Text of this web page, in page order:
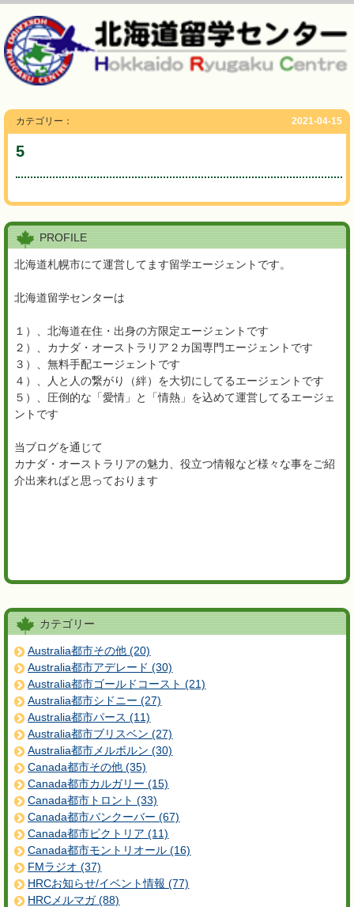
カテゴリー： 2021-04-15
5
PROFILE
北海道札幌市にて運営してます留学エージェントです。
北海道留学センターは
１）、北海道在住・出身の方限定エージェントです
２）、カナダ・オーストラリア２カ国専門エージェントです
３）、無料手配エージェントです
４）、人と人の繋がり（絆）を大切にしてるエージェントです
５）、圧倒的な「愛情」と「情熱」を込めて運営してるエージェ
ントです
当ブログを通じて
カナダ・オーストラリアの魅力、役立つ情報など様々な事をご紹
介出来ればと思っております
カテゴリー
Australia都市その他 (20)
Australia都市アデレード (30)
Australia都市ゴールドコースト (21)
Australia都市シドニー (27)
Australia都市パース (11)
Australia都市ブリスベン (27)
Australia都市メルボルン (30)
Canada都市その他 (35)
Canada都市カルガリー (15)
Canada都市トロント (33)
Canada都市バンクーバー (67)
Canada都市ビクトリア (11)
Canada都市モントリオール (16)
FMラジオ (37)
HRCお知らせ/イベント情報 (77)
HRCメルマガ (88)